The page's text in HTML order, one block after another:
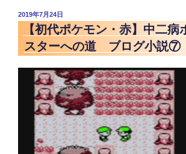
投
日:
2019年7月24日
【初代ポケモン・赤】中二病
スターへの道 ブログ小説⑦